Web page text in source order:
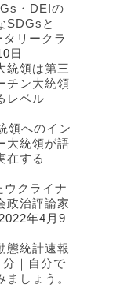
・DEIの
SDGsと
リークラ
日
統領は第三
チン大統領
レベル
領へのイン
大統領が語
在する
ウクライナ
政治評論家
2022年4月9
態統計速報
｜自分で
しょう。